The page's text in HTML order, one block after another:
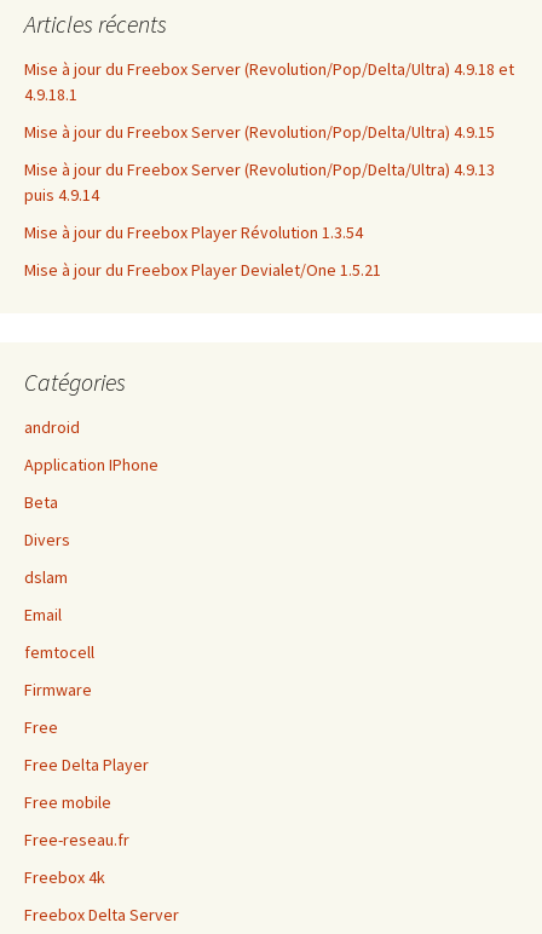
Articles récents
Mise à jour du Freebox Server (Revolution/Pop/Delta/Ultra) 4.9.18 et
4.9.18.1
Mise à jour du Freebox Server (Revolution/Pop/Delta/Ultra) 4.9.15
Mise à jour du Freebox Server (Revolution/Pop/Delta/Ultra) 4.9.13
puis 4.9.14
Mise à jour du Freebox Player Révolution 1.3.54
Mise à jour du Freebox Player Devialet/One 1.5.21
Catégories
android
Application IPhone
Beta
Divers
dslam
Email
femtocell
Firmware
Free
Free Delta Player
Free mobile
Free-reseau.fr
Freebox 4k
Freebox Delta Server